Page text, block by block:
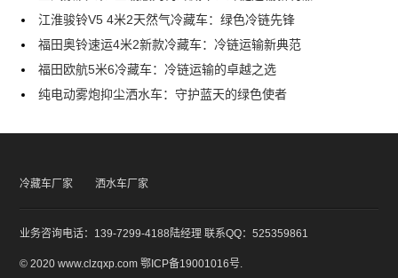
江淮骏铃V5 4米2天然气冷藏车：绿色冷链先锋
福田奥铃速运4米2新款冷藏车：冷链运输新典范
福田欧航5米6冷藏车：冷链运输的卓越之选
纯电动雾炮抑尘洒水车：守护蓝天的绿色使者
冷藏车厂家 洒水车厂家
业务咨询电话：139-7299-4188陆经理 联系QQ：525359861
© 2020 www.clzqxp.com鄂ICP备19001016号.